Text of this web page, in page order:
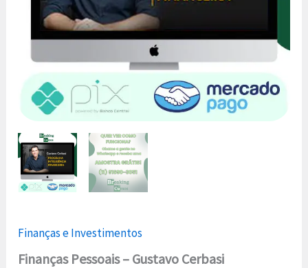
Finanças e Investimentos
Finanças Pessoais – Gustavo Cerbasi